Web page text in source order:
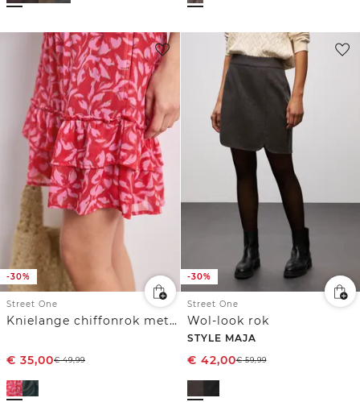
-30%
Street One
Knielange chiffonrok met volants
€ 35,00€49,99
-30%
Street One
Wol-look rok
STYLE MAJA
€ 42,00€59,99